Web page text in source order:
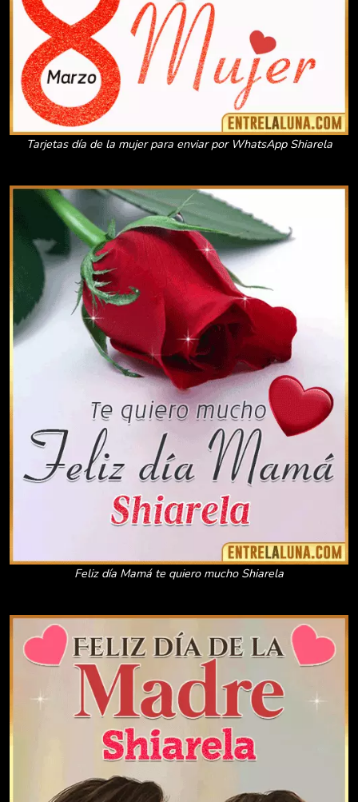
Tarjetas día de la mujer para enviar por WhatsApp Shiarela
Feliz día Mamá te quiero mucho Shiarela